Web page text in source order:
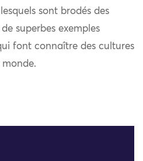
sont brodés des
superbes exemples
font connaître des cultures